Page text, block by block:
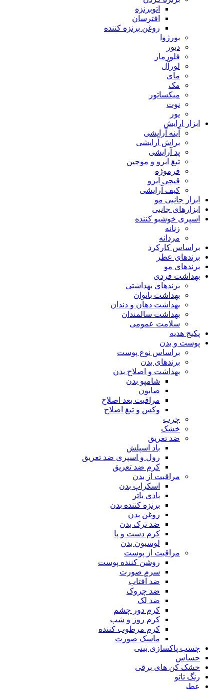
اتوبرنزه
افترسان
روغن برنزه کننده
بورژوا
دیور
فلورمار
لورآل
مای
مک
میکساتور
نوت
یور
ابزار ارایش
آینه آرایشی
براش آرایشی
پد آرایشی
تیغ ابرو و موچین
فرموژه
قیچی ابرو
کیف آرایشی
ابزار جانبی مو
ابزارهای جانبی
اسپری خوشبو کننده
زنانه
مردانه
براساس کارکرد
برندهای عطر
برندهای مو
بهداشت فردی
برندهای بهداشتی
بهداشت بانوان
بهداشت دهان و دندان
بهداشت سالمندان
سلامت عمومی
پکیج هدیه
پوست و بدن
براساس نوع پوست
برندهای بدن
بهداشت و اصلاح بدن
شامپو بدن
صابون
مراقبت بعد اصلاح
وکس و تیغ اصلاح
چرب
خشک
ضد تعریق
باد اسپلش
رول و اسپری ضد تعریق
کرم ضد تعریق
مراقبت از بدن
اسکراپ بدن
بادی باتر
برنزه کننده بدن
روغن بدن
ضد ترک بدن
کرم دست و پا
لوسیون بدن
مراقبت از پوست
روشن کننده پوست
سرم صورت
ضد آفتاب
ضد چروک
ضد لک
کرم دور چشم
کرم روز و شب
کرم مرطوب کننده
ماسک صورت
چسب پاکسازی بینی
حساس
خشک کن های برقی
رنگ تاتو
عطر